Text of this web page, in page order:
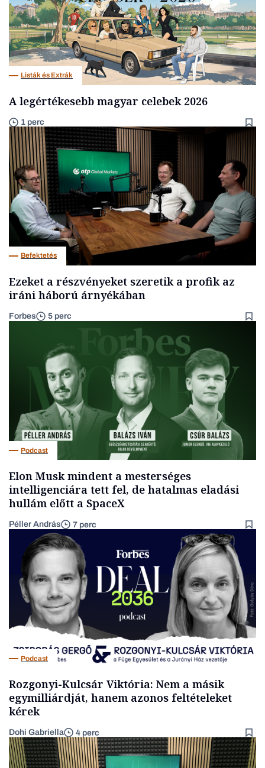
Listák és Extrák
A legértékesebb magyar celebek 2026
1 perc
Befektetés
Ezeket a részvényeket szeretik a profik az
iráni háború árnyékában
Forbes 5 perc
Podcast
Elon Musk mindent a mesterséges
intelligenciára tett fel, de hatalmas eladási
hullám előtt a SpaceX
Péller András 7 perc
Podcast
Rozgonyi-Kulcsár Viktória: Nem a másik
egymilliárdját, hanem azonos feltételeket
kérek
Dohi Gabriella 4 perc